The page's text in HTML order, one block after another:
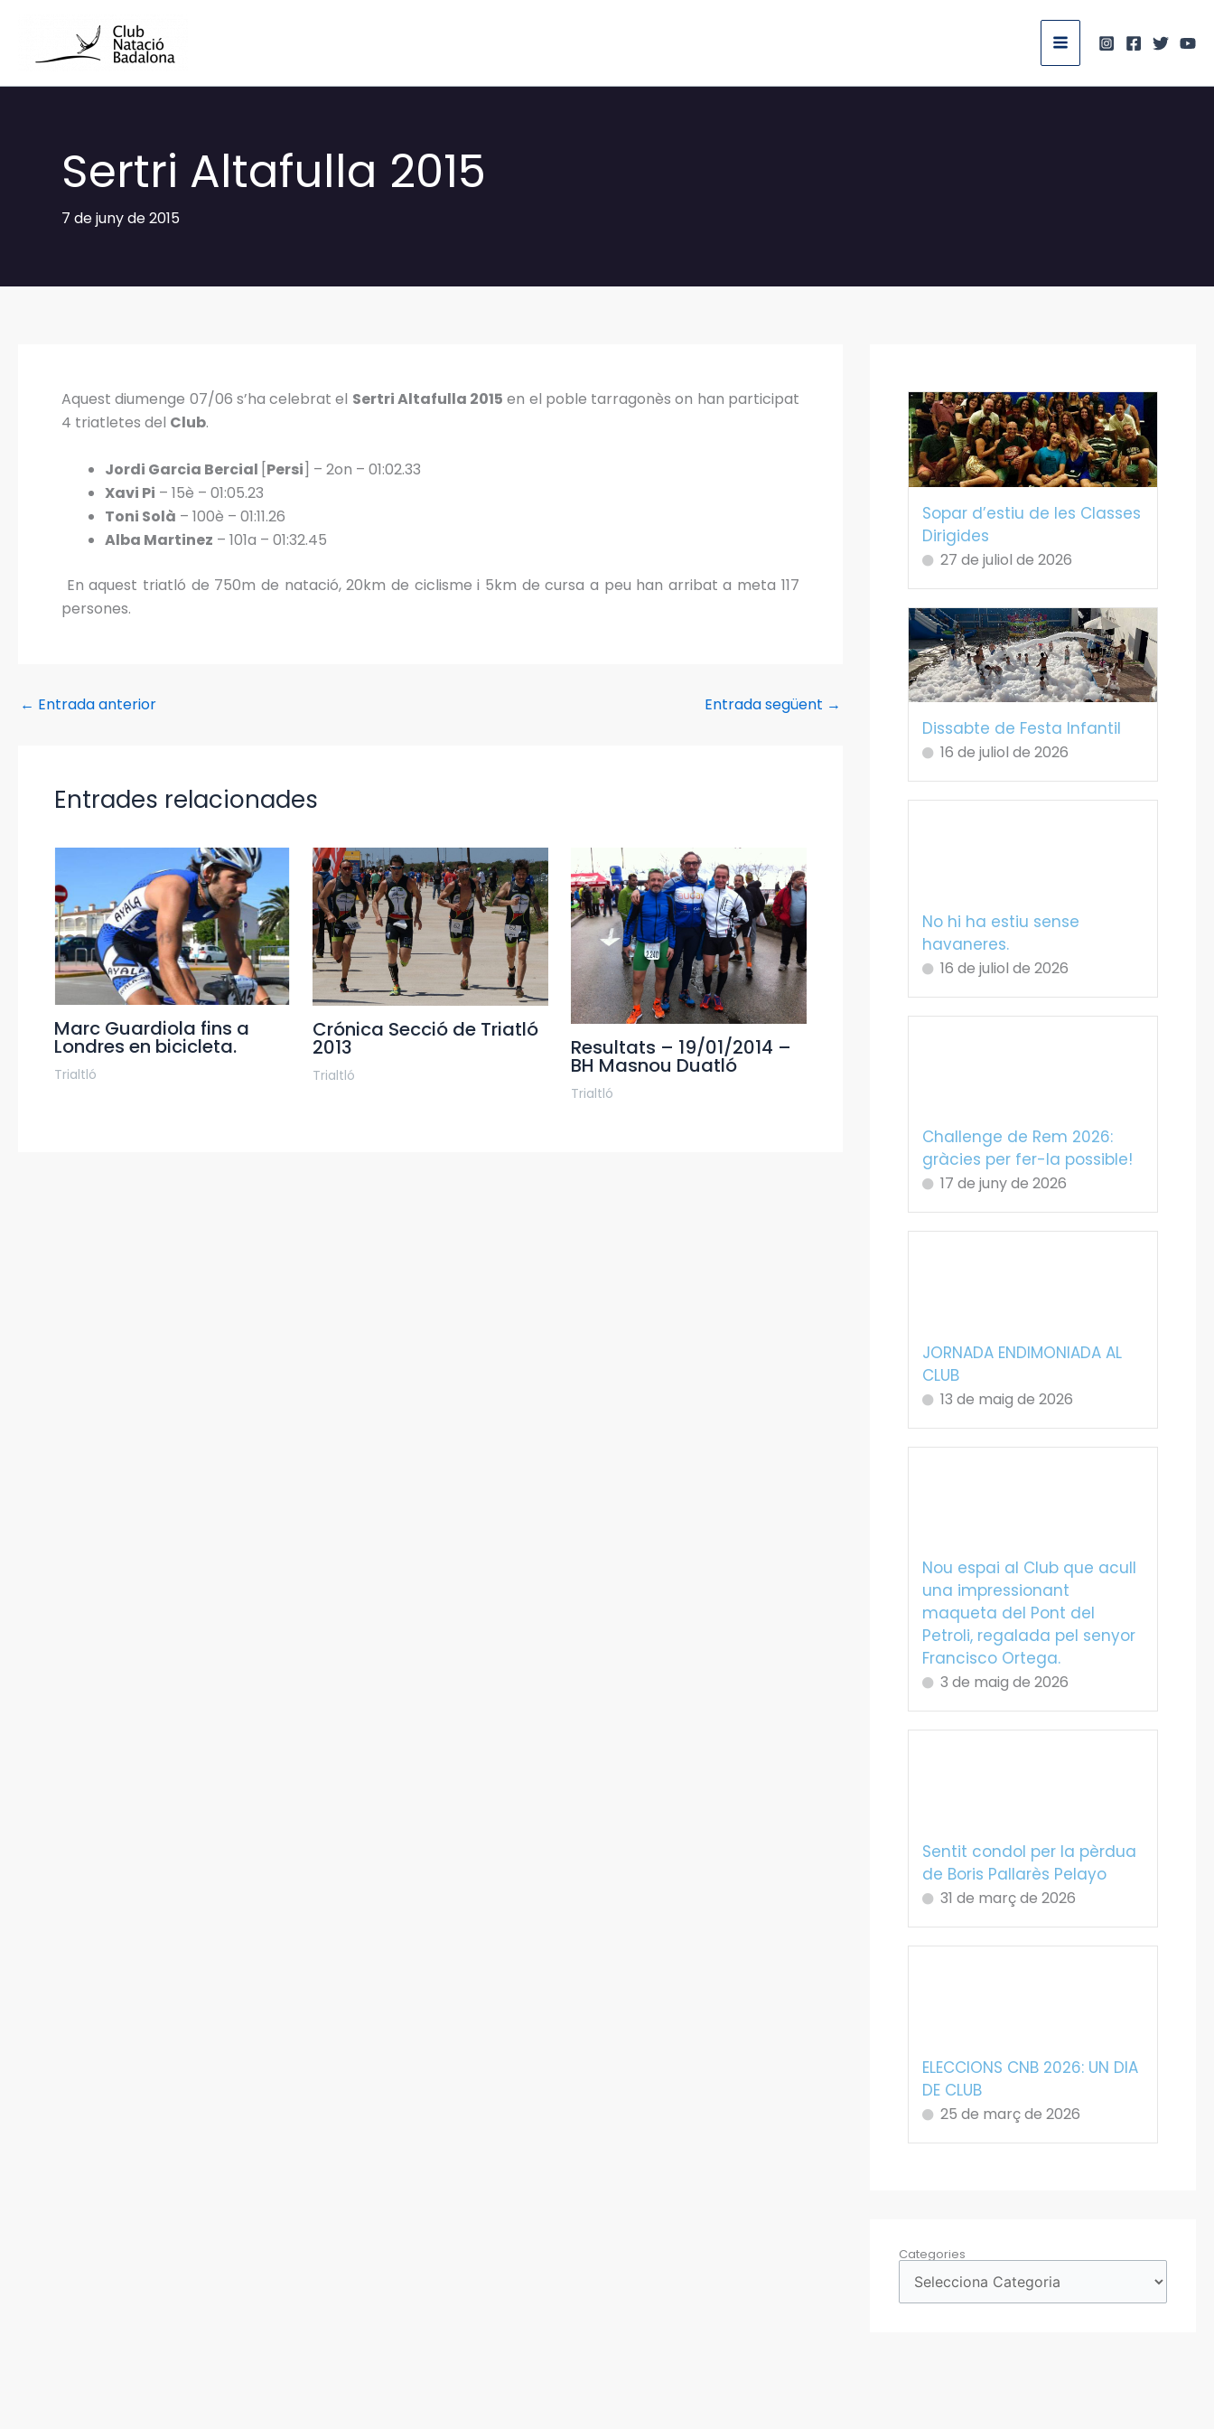
contingut
Sertri Altafulla 2015
7 de juny de 2015
Aquest diumenge 07/06 s’ha celebrat el Sertri Altafulla 2015 en el poble tarragonès on han participat
4 triatletes del Club.
Jordi Garcia Bercial [Persi] – 2on – 01:02.33
Xavi Pi – 15è – 01:05.23
Toni Solà – 100è – 01:11.26
Alba Martinez – 101a – 01:32.45
En aquest triatló de 750m de natació, 20km de ciclisme i 5km de cursa a peu han arribat a meta 117
persones.
← Entrada anterior Entrada següent →
Entrades relacionades
Marc Guardiola fins a
Londres en bicicleta.
Trialtló
Crónica Secció de Triatló
2013
Trialtló
Resultats – 19/01/2014 –
BH Masnou Duatló
Trialtló
Sopar d’estiu de les Classes
Dirigides
27 de juliol de 2026
Dissabte de Festa Infantil
16 de juliol de 2026
No hi ha estiu sense
havaneres.
16 de juliol de 2026
Challenge de Rem 2026:
gràcies per fer-la possible!
17 de juny de 2026
JORNADA ENDIMONIADA AL
CLUB
13 de maig de 2026
Nou espai al Club que acull
una impressionant
maqueta del Pont del
Petroli, regalada pel senyor
Francisco Ortega.
3 de maig de 2026
Sentit condol per la pèrdua
de Boris Pallarès Pelayo
31 de març de 2026
ELECCIONS CNB 2026: UN DIA
DE CLUB
25 de març de 2026
Categories